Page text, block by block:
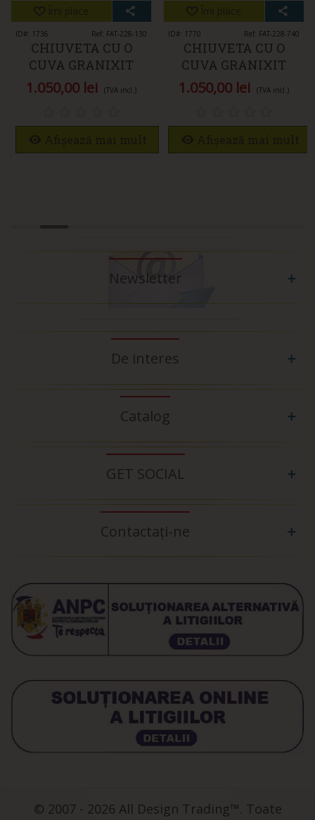
ID#: 1736 Ref: FAT-228-130
CHIUVETA CU O
CUVA GRANIXIT
COMPOZIT 228-130
CALAHARI
1.050,00 lei (TVA incl.)
ID#: 1770 Ref: FAT-228-740
CHIUVETA CU O
CUVA GRANIXIT
COMPOZIT 228-740
PLANETARIUM
1.050,00 lei (TVA incl.)
Newsletter
De interes
Catalog
GET SOCIAL
Contactați-ne
© 2007 - 2026 All Design Trading™. Toate